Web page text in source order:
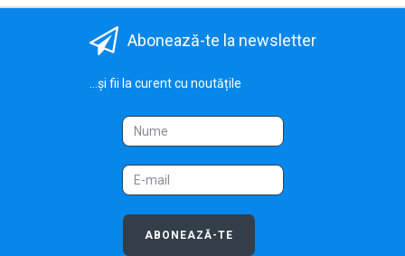
Abonează-te la newsletter
...și fii la curent cu noutățile
ABONEAZĂ-TE